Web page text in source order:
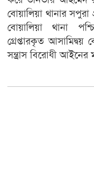
বোয়ালিয়া থানার
বোয়ালিয়া থানা
গ্রেপ্তারকৃত
সন্ত্রাস বিরোধী আইনের